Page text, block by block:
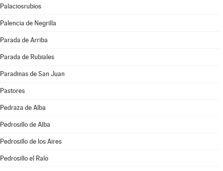
Palaciosrubios
Palencia de Negrilla
Parada de Arriba
Parada de Rubiales
Paradinas de San Juan
Pastores
Pedraza de Alba
Pedrosillo de Alba
Pedrosillo de los Aires
Pedrosillo el Ralo